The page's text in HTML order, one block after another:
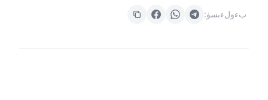
بءولءىسۋ: